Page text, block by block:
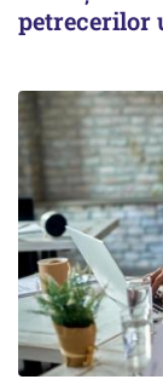
petrecerilor